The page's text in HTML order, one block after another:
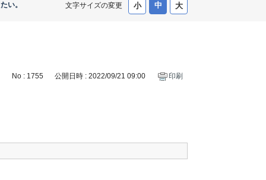
文字サイズの変更
い。
No : 1755 公開日時 : 2022/09/21 09:00 印刷